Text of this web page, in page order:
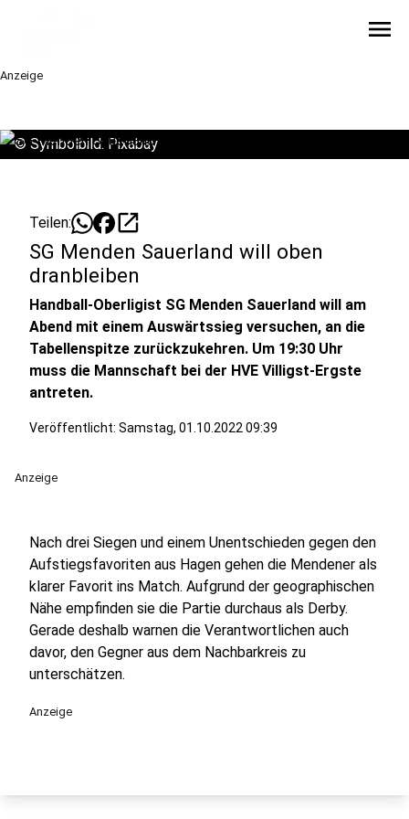
menu
Anzeige
© Symbolbild: Pixabay
Teilen: open_in_new
SG Menden Sauerland will oben
dranbleiben
Handball-Oberligist SG Menden Sauerland will am
Abend mit einem Auswärtssieg versuchen, an die
Tabellenspitze zurückzukehren. Um 19:30 Uhr
muss die Mannschaft bei der HVE Villigst-Ergste
antreten.
Veröffentlicht: Samstag, 01.10.2022 09:39
Anzeige
Nach drei Siegen und einem Unentschieden gegen den
Aufstiegsfavoriten aus Hagen gehen die Mendener als
klarer Favorit ins Match. Aufgrund der geographischen
Nähe empfinden sie die Partie durchaus als Derby.
Gerade deshalb warnen die Verantwortlichen auch
davor, den Gegner aus dem Nachbarkreis zu
unterschätzen.
Anzeige